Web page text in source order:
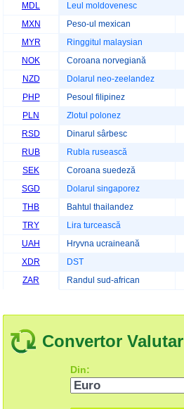
MDL
Leul moldovenesc
MXN
Peso-ul mexican
MYR
Ringgitul malaysian
NOK
Coroana norvegiană
NZD
Dolarul neo-zeelandez
PHP
Pesoul filipinez
PLN
Zlotul polonez
RSD
Dinarul sârbesc
RUB
Rubla rusească
SEK
Coroana suedeză
SGD
Dolarul singaporez
THB
Bahtul thailandez
TRY
Lira turcească
UAH
Hryvna ucraineană
XDR
DST
ZAR
Randul sud-african
Convertor Valutar
Din: